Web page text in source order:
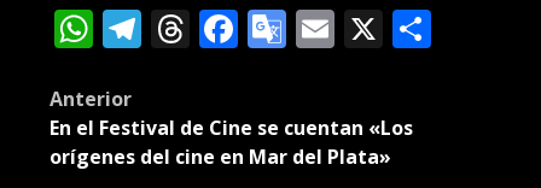
WhatsApp
Telegram
Threads
Facebook
Google
Email
X
Post
navigation
Anterior
En el Festival de Cine se cuentan «Los
orígenes del cine en Mar del Plata»